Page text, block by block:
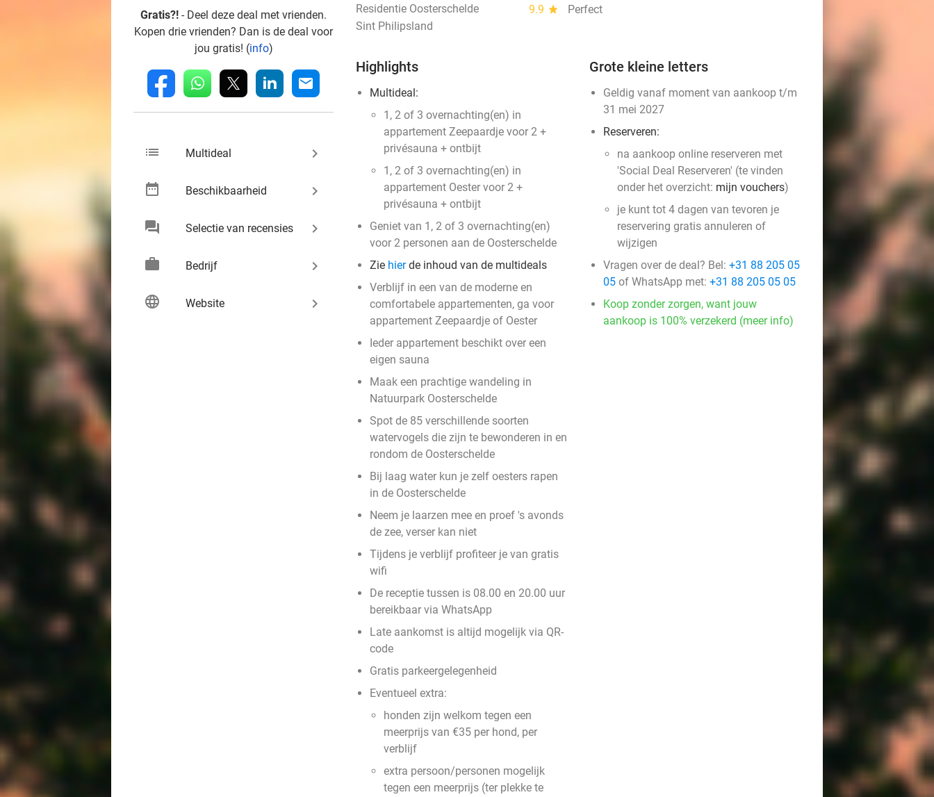
Gratis?! - Deel deze deal met vrienden.
Kopen drie vrienden? Dan is de deal voor
jou gratis! (info)
fb whatsapp linkedin mail
list Multideal keyboard_arrow_right
date_range Beschikbaarheid keyboard_arrow_right
chat Selectie van recensies keyboard_arrow_right
work Bedrijf keyboard_arrow_right
language Website keyboard_arrow_right
Residentie Oosterschelde 9.9 star
Perfect
Sint Philipsland
Highlights
Multideal:
1, 2 of 3 overnachting(en) in
appartement Zeepaardje voor 2 +
privésauna + ontbijt
1, 2 of 3 overnachting(en) in
appartement Oester voor 2 +
privésauna + ontbijt
Geniet van 1, 2 of 3 overnachting(en)
voor 2 personen aan de Oosterschelde
Zie hierde inhoud van de multideals
Verblijf in een van de moderne en
comfortabele appartementen, ga voor
appartement Zeepaardje of Oester
Ieder appartement beschikt over een
eigen sauna
Maak een prachtige wandeling in
Natuurpark Oosterschelde
Spot de 85 verschillende soorten
watervogels die zijn te bewonderen in en
rondom de Oosterschelde
Bij laag water kun je zelf oesters rapen
in de Oosterschelde
Neem je laarzen mee en proef 's avonds
de zee, verser kan niet
Tijdens je verblijf profiteer je van gratis
wifi
De receptie tussen is 08.00 en 20.00 uur
bereikbaar via WhatsApp
Late aankomst is altijd mogelijk via QR-
code
Gratis parkeergelegenheid
Eventueel extra:
honden zijn welkom tegen een
meerprijs van €35 per hond, per
verblijf
extra persoon/personen mogelijk
tegen een meerprijs (ter plekke te
Grote kleine letters
Geldig vanaf moment van aankoop t/m
31 mei 2027
Reserveren:
na aankoop online reserveren met
'Social Deal Reserveren' (te vinden
onder het overzicht: mijn vouchers)
je kunt tot 4 dagen van tevoren je
reservering gratis annuleren of
wijzigen
Vragen over de deal? Bel: +31 88 205 05
05 of WhatsApp met: +31 88 205 05 05
Koop zonder zorgen, want jouw
aankoop is 100% verzekerd (meer info)